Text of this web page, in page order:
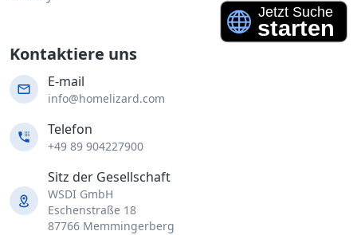
Kontaktiere uns
E-mail
info@homelizard.com
Telefon
+49 89 904227900
Sitz der Gesellschaft
WSDI GmbH
Eschenstraße 18
87766 Memmingerberg